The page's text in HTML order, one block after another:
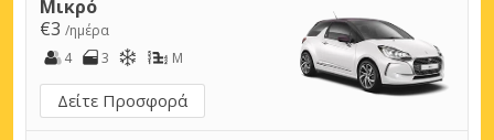
Μικρό
€3 /ημέρα
4
3 M
Δείτε Προσφορά